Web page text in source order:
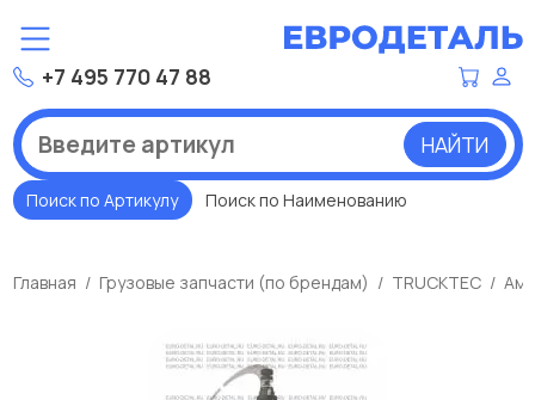
+7 495 770 47 88
НАЙТИ
Поиск по Артикулу Поиск по Наименованию
Главная Грузовые запчасти (по брендам) TRUCKTEC